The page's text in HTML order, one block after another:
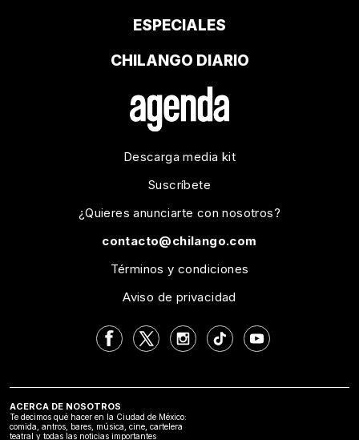
ESPECIALES
CHILANGO DIARIO
Descarga media kit
Suscríbete
¿Quieres anunciarte con nosotros?
contacto@chilango.com
Términos y condiciones
Aviso de privacidad
ACERCA DE NOSOTROS
Te decimos qué hacer en la Ciudad de México:
comida, antros, bares, música, cine, cartelera
teatral y todas las noticias importantes